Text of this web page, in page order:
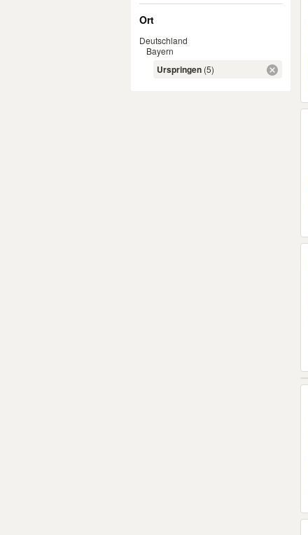
Ort
Deutschland
Bayern
Urspringen (5)